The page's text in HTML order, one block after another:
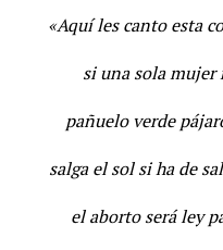
«Aquí les canto esta
si una sola mujer
pañuelo verde
salga el sol si ha de
el aborto será ley